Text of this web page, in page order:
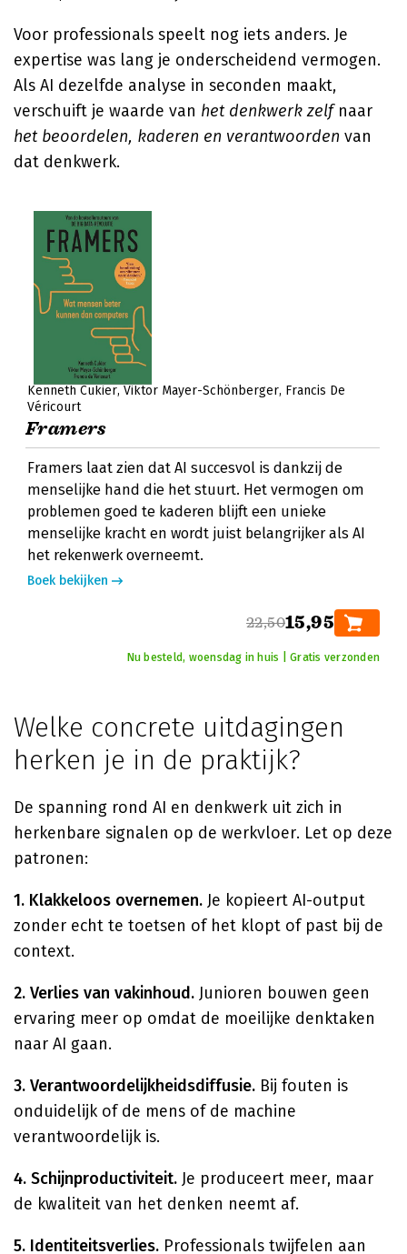
Voor professionals speelt nog iets anders. Je
expertise was lang je onderscheidend vermogen.
Als AI dezelfde analyse in seconden maakt,
verschuift je waarde van het denkwerk zelfnaar
het beoordelen, kaderen en verantwoorden van
dat denkwerk.
Kenneth Cukier Viktor Mayer-Schönberger Francis De
Véricourt
Framers
Framers laat zien dat AI succesvol is dankzij de
menselijke hand die het stuurt. Het vermogen om
problemen goed te kaderen blijft een unieke
menselijke kracht en wordt juist belangrijker als AI
het rekenwerk overneemt.
Boek bekijken
22,5015,95
Nu besteld, woensdag in huis | Gratis verzonden
Welke concrete uitdagingen
herken je in de praktijk?
De spanning rond AI en denkwerk uit zich in
herkenbare signalen op de werkvloer. Let op deze
patronen:
1. Klakkeloos overnemen. Je kopieert AI-output
zonder echt te toetsen of het klopt of past bij de
context.
2. Verlies van vakinhoud. Junioren bouwen geen
ervaring meer op omdat de moeilijke denktaken
naar AI gaan.
3. Verantwoordelijkheidsdiffusie. Bij fouten is
onduidelijk of de mens of de machine
verantwoordelijk is.
4. Schijnproductiviteit. Je produceert meer, maar
de kwaliteit van het denken neemt af.
5. Identiteitsverlies. Professionals twijfelen aan